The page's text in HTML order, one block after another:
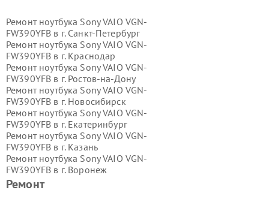
Ремонт
Ремонт ноутбука Sony VAIO VGN-
FW390YFB в г. Санкт-Петербург
Ремонт ноутбука Sony VAIO VGN-
FW390YFB в г. Краснодар
Ремонт ноутбука Sony VAIO VGN-
FW390YFB в г. Ростов-на-Дону
Ремонт ноутбука Sony VAIO VGN-
FW390YFB в г. Новосибирск
Ремонт ноутбука Sony VAIO VGN-
FW390YFB в г. Екатеринбург
Ремонт ноутбука Sony VAIO VGN-
FW390YFB в г. Казань
Ремонт ноутбука Sony VAIO VGN-
FW390YFB в г. Воронеж
Ремонт ноутбука Sony VAIO VGN-
FW390YFB в г.